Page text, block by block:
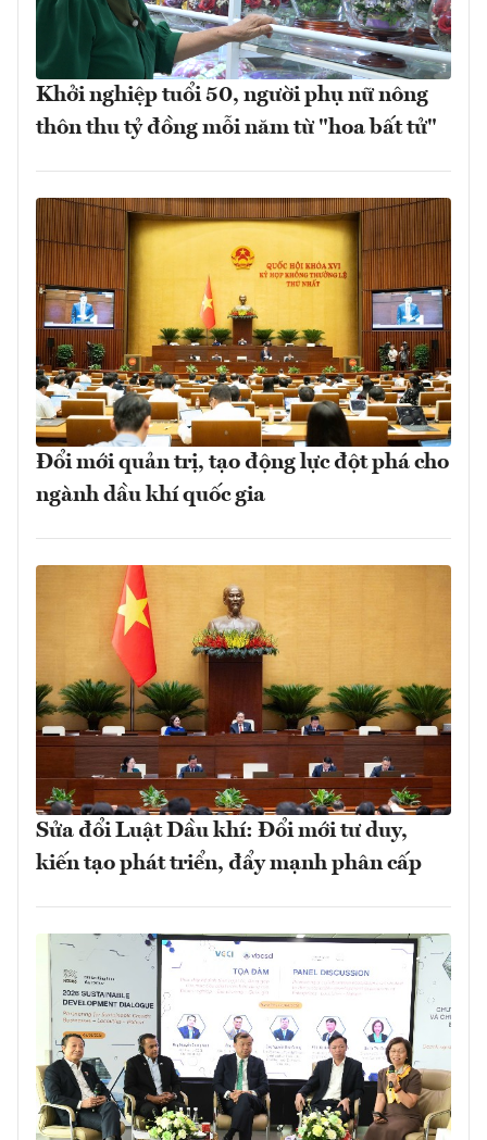
Khởi nghiệp tuổi 50, người phụ nữ nông
thôn thu tỷ đồng mỗi năm từ "hoa bất tử"
Đổi mới quản trị, tạo động lực đột phá cho
ngành dầu khí quốc gia
Sửa đổi Luật Dầu khí: Đổi mới tư duy,
kiến tạo phát triển, đẩy mạnh phân cấp